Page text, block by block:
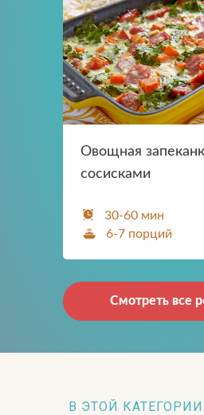
Овощная
сосисками
30-60 мин
6-7 порций
Смотреть все
В ЭТОЙ